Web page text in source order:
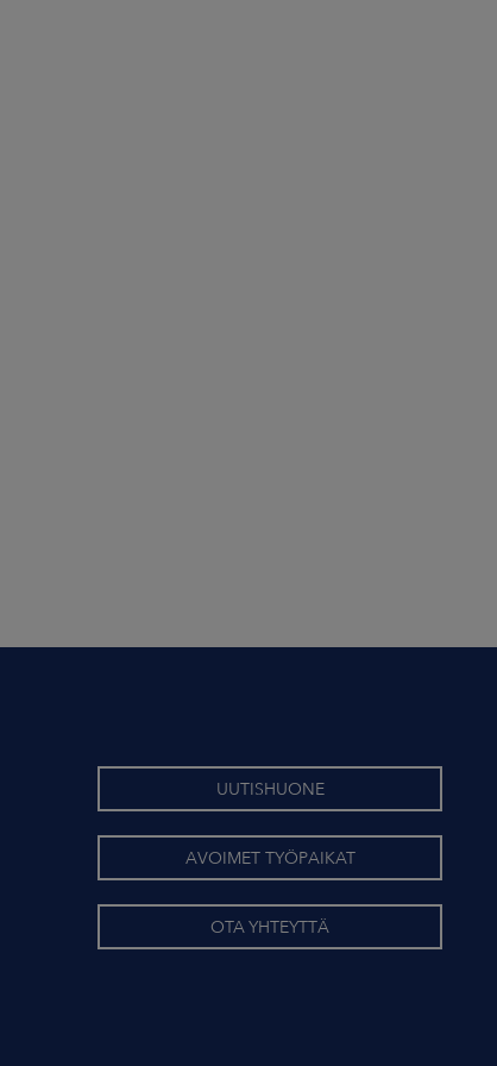
UUTISHUONE
AVOIMET TYÖPAIKAT
OTA YHTEYTTÄ